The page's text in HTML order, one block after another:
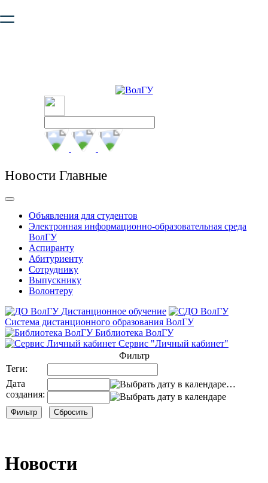
безопасную работу с сайтом. Пожалуйста
Новости Главные
Объявления для студентов
Электронная информационно-образовательная среда
ВолГУ
Аспиранту
Абитуриенту
Сотруднику
Выпускнику
Волонтеру
Дистанционное обучение
Система дистанционного образования ВолГУ
Библиотека ВолГУ
Сервис "Личный кабинет"
Фильтр
Теги:
Дата
создания:
…
Новости